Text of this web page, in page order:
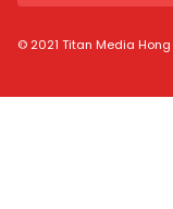
© 2021 Titan Media